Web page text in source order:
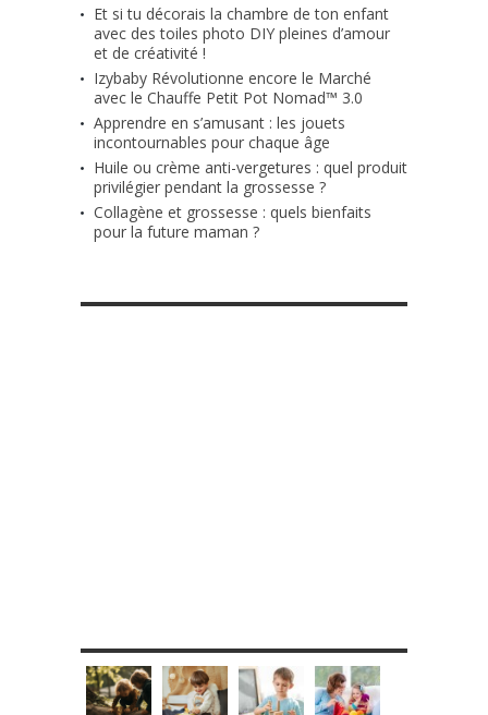
Et si tu décorais la chambre de ton enfant
avec des toiles photo DIY pleines d’amour
et de créativité !
Izybaby Révolutionne encore le Marché
avec le Chauffe Petit Pot Nomad™ 3.0
Apprendre en s’amusant : les jouets
incontournables pour chaque âge
Huile ou crème anti-vergetures : quel produit
privilégier pendant la grossesse ?
Collagène et grossesse : quels bienfaits
pour la future maman ?